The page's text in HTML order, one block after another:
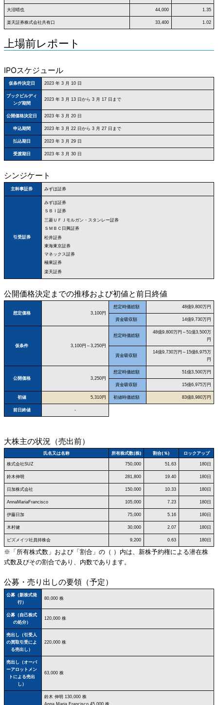
大沼晴也 44,000 1.35
楽天証券株式会社共有口 33,400 1.02
上場前レポート
IPOスケジュール
仮条件決定日 2023 年 3 月 10 日
ブックビルディ
ング期間
2023 年 3 月 13 日から 3 月 17 日まで
公開価格決定日 2023 年 3 月 20 日
申込期間 2023 年 3 月 22 日から 3 月 27 日まで
払込期日 2023 年 3 月 29 日
受渡期日 2023 年 3 月 30 日
シンジケート
主幹事証券 みずほ証券
引受証券
みずほ証券
ＳＢＩ証券
三菱ＵＦＪモルガン・スタンレー証券
ＳＭＢＣ日興証券
松井証券
東海東京証券
マネックス証券
極東証券
楽天証券
公開価格決定までの推移および初値と前日終値
想定価格 3,100円
想定時価総額 48億9,800万円
資金吸収額 14億9,730万円
仮条件 3,100円～3,250円
想定時価総額
48億9,800万円～51億3,500万
円
資金吸収額
14億9,730万円～15億6,975万
円
公開価格 3,250円
想定時価総額 51億3,500万円
資金吸収額 15億6,975万円
初値 5,310円 初値時価総額 83億8,980万円
前日終値 -
大株主の状況（売出前）
氏名又は名称 所有株式数(株) 割合(％) ロックアップ
株式会社SUZ 750,000 51.63 180日
鈴木伸明 281,800 19.40 180日
日加株式会社 150,000 10.33 180日
AnnaMariaFrancisco 105,000 7.23 180日
伊藤日加 75,000 5.16 180日
木村健 30,000 2.07 180日
ビズメイツ社員持株会 9,200 0.63 180日
※「所有株式数」および「割合」の（ ）内は、新株予約権による潜在株
式数及びその割合であり、内数であります。
公募・売り出しの要領（予定）
公募（新株式発
行）
80,000 株
公募（自己株式
の処分）
120,000 株
売出し（引受人
の買取引受によ
る売出し）
220,000 株
売出し（オーバ
ーアロットメン
トによる売出
し）
63,000 株
鈴木 伸明 130,000 株
Anna Maria Francisco 45,000 株